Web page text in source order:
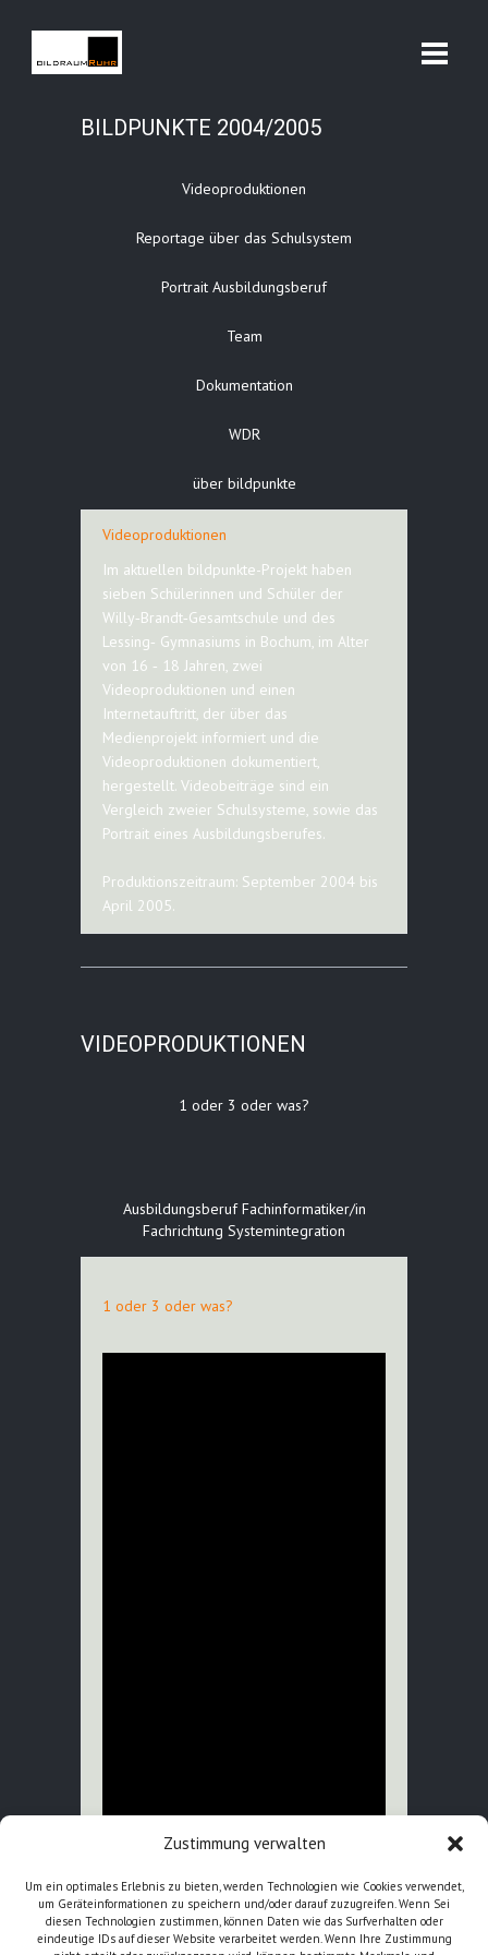
Zustimmung verwalten
Um ein optimales Erlebnis zu bieten, werden Technologien wie Cookies verwendet,
um Geräteinformationen zu speichern und/oder darauf zuzugreifen. Wenn Sei
diesen Technologien zustimmen, können Daten wie das Surfverhalten oder
eindeutige IDs auf dieser Website verarbeitet werden. Wenn Ihre Zustimmung
BILDPUNKTE 2004/2005
Videoproduktionen
Reportage über das Schulsystem
Portrait Ausbildungsberuf
Team
Dokumentation
WDR
über bildpunkte
Videoproduktionen
Im aktuellen bildpunkte-Projekt haben
sieben Schülerinnen und Schüler der
Willy‑Brandt‑Gesamtschule und des
Lessing‑ Gymnasiums in Bochum, im Alter
von 16 ‑ 18 Jahren, zwei
Videoproduktionen und einen
Internetauftritt, der über das
Medienprojekt informiert und die
Videoproduktionen dokumentiert,
hergestellt. Videobeiträge sind ein
Vergleich zweier Schulsysteme, sowie das
Portrait eines Ausbildungsberufes.
Produktionszeitraum: September 2004 bis
April 2005.
VIDEOPRODUKTIONEN
1 oder 3 oder was?
Ausbildungsberuf Fachinformatiker/in
Fachrichtung Systemintegration
1 oder 3 oder was?
[Dauer 33:00]